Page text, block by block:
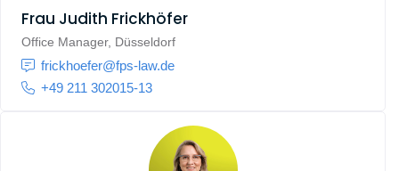
Frau Judith Frickhöfer
Office Manager, Düsseldorf
frickhoefer@fps-law.de
+49 211 302015-13